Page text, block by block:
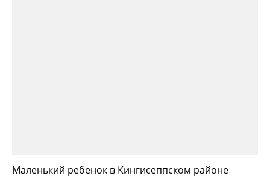
Маленький ребенок в Кингисеппском районе